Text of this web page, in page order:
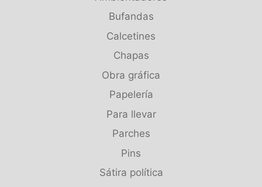
Bufandas
Calcetines
Chapas
Obra gráfica
Papelería
Para llevar
Parches
Pins
Sátira política